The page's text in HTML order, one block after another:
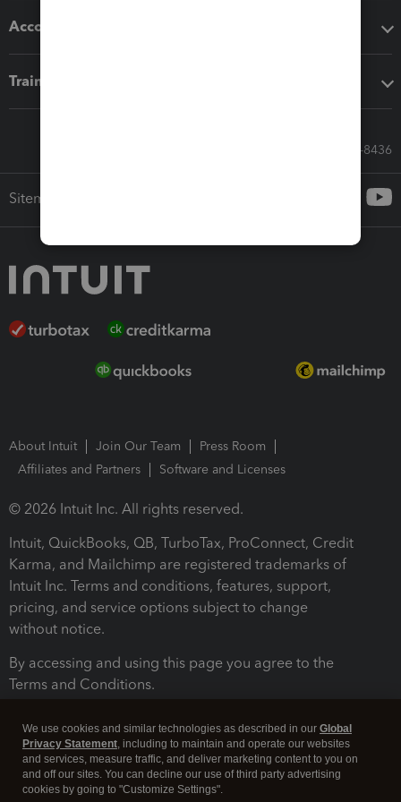
Accounting solutions
Training & support
Call Sales: 833-564-8436
Sitemap
About Intuit Join Our Team
Press Room
Affiliates and Partners
Software and Licenses
© 2026 Intuit Inc. All rights reserved.
Intuit, QuickBooks, QB, TurboTax, ProConnect, Credit
Karma, and Mailchimp are registered trademarks of
Intuit Inc. Terms and conditions, features, support,
pricing, and service options subject to change
without notice.
By accessing and using this page you agree to the
Terms and Conditions.
We use cookies and similar technologies as described in our Global
Privacy Statement, including to maintain and operate our websites
and services, measure traffic, and deliver marketing content to you on
and off our sites. You can decline our use of third party advertising
cookies by going to "Customize Settings".